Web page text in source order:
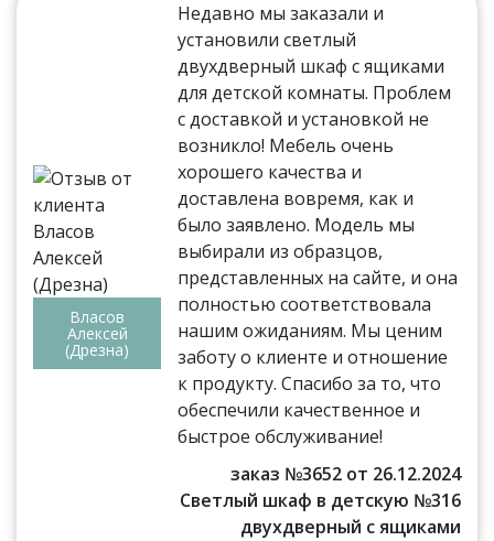
Власов
Алексей
(Дрезна)
Недавно мы заказали и
установили светлый
двухдверный шкаф с ящиками
для детской комнаты. Проблем
с доставкой и установкой не
возникло! Мебель очень
хорошего качества и
доставлена вовремя, как и
было заявлено. Модель мы
выбирали из образцов,
представленных на сайте, и она
полностью соответствовала
нашим ожиданиям. Мы ценим
заботу о клиенте и отношение
к продукту. Спасибо за то, что
обеспечили качественное и
быстрое обслуживание!
заказ №3652 от 26.12.2024
Светлый шкаф в детскую №316
двухдверный с ящиками